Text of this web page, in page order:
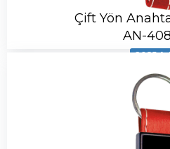
Çift Yön
AN-
2085